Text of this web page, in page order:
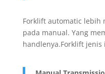
Forklift automatic lebih
pada manual. Yang
handlenya.Forklift jenis